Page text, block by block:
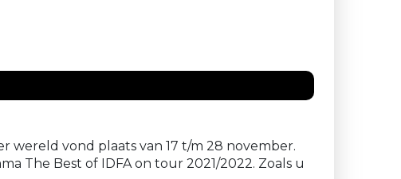
wereld vond plaats van 17 t/m 28 november.
The Best of IDFA on tour 2021/2022. Zoals u